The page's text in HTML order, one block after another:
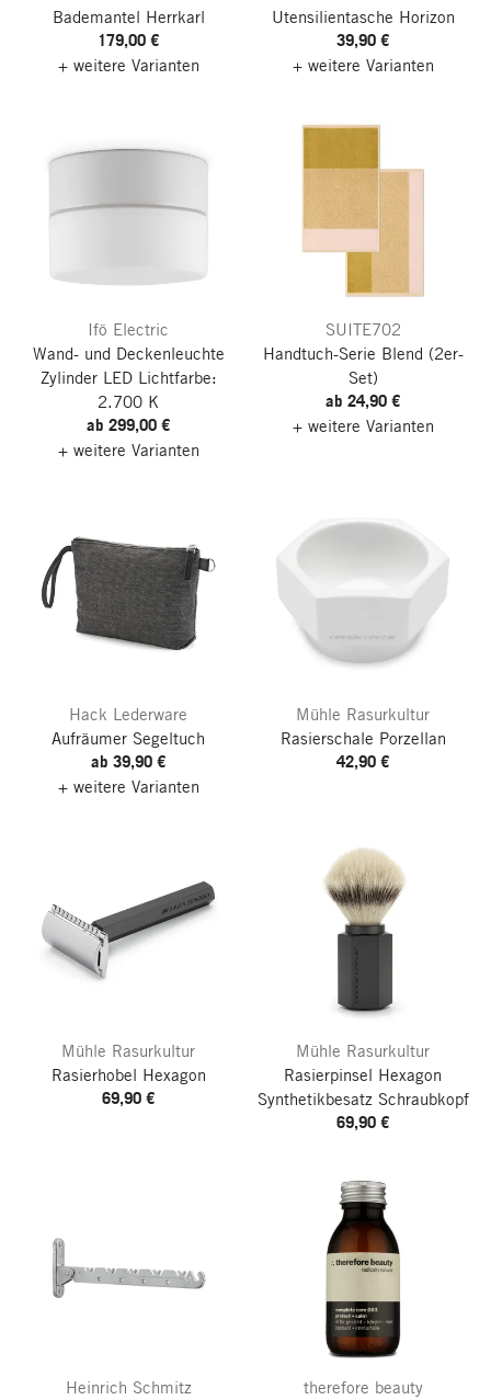
Bademantel Herrkarl
179,00 €
+ weitere Varianten
Utensilientasche Horizon
39,90 €
+ weitere Varianten
Ifö Electric
Wand- und Deckenleuchte
Zylinder LEDLichtfarbe:
2.700 K
ab 299,00 €
+ weitere Varianten
SUITE702
Handtuch-Serie Blend (2er-
Set)
ab 24,90 €
+ weitere Varianten
Hack Lederware
Aufräumer Segeltuch
ab 39,90 €
+ weitere Varianten
Mühle Rasurkultur
Rasierschale Porzellan
42,90 €
Mühle Rasurkultur
Rasierhobel Hexagon
69,90 €
Mühle Rasurkultur
Rasierpinsel Hexagon
Synthetikbesatz Schraubkopf
69,90 €
Heinrich Schmitz
therefore beauty